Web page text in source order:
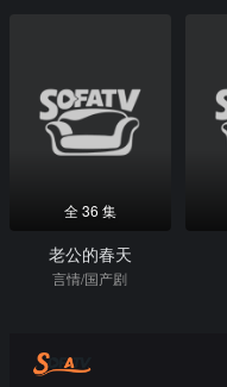
全 36 集
老公的春天
言情/国产剧